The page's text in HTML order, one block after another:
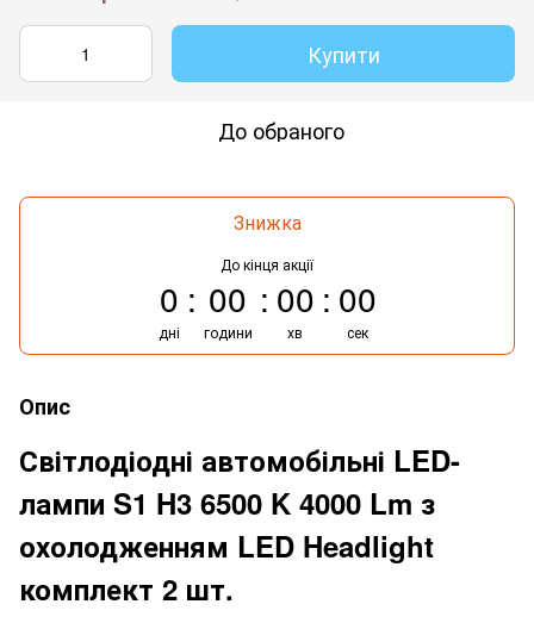
Купити
До обраного
Знижка
До кінця акції
0
дні
00
години
00
хв
00
сек
Опис
Світлодіодні автомобільні LED-
лампи S1 H3 6500 K 4000 Lm з
охолодженням LED Headlight
комплект 2 шт.